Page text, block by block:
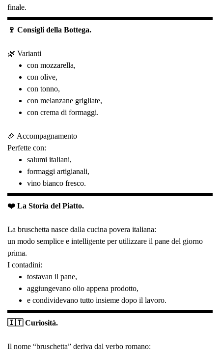
finale.
🍷 Consigli della Bottega.
🌿 Varianti
con mozzarella,
con olive,
con tonno,
con melanzane grigliate,
con crema di formaggi.
🥖 Accompagnamento
Perfette con:
salumi italiani,
formaggi artigianali,
vino bianco fresco.
❤️ La Storia del Piatto.
La bruschetta nasce dalla cucina povera italiana:
un modo semplice e intelligente per utilizzare il pane del giorno
prima.
I contadini:
tostavan il pane,
aggiungevano olio appena prodotto,
e condividevano tutto insieme dopo il lavoro.
🇮🇹 Curiosità.
Il nome “bruschetta” deriva dal verbo romano: